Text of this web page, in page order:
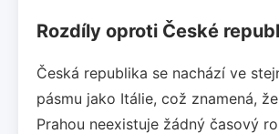
Rozdíly oproti České
Česká republika se nachází ve
pásmu jako Itálie, což znamená,
Prahou neexistuje žádný časový